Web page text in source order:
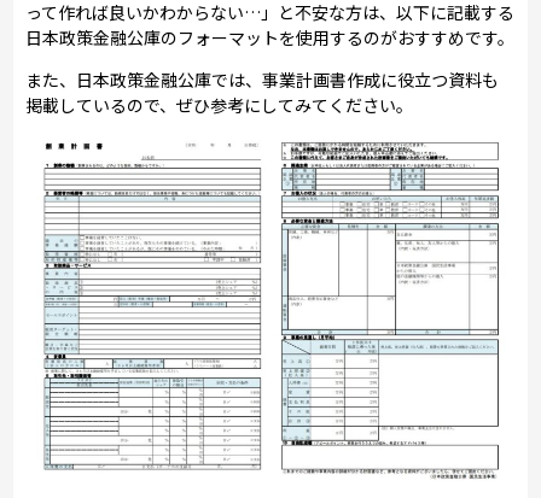
って作れば良いかわからない…」と不安な方は、以下に記載する
日本政策金融公庫のフォーマットを使用するのがおすすめです。
また、日本政策金融公庫では、事業計画書作成に役立つ資料も
掲載しているので、ぜひ参考にしてみてください。